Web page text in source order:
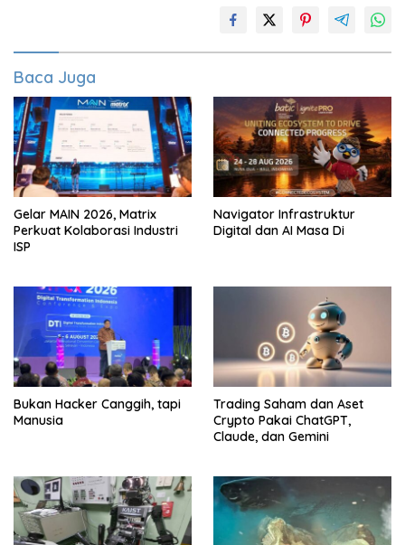
Baca Juga
Gelar MAIN 2026, Matrix
Perkuat Kolaborasi Industri
ISP
Navigator Infrastruktur
Digital dan AI Masa Di
Bukan Hacker Canggih, tapi
Manusia
Trading Saham dan Aset
Crypto Pakai ChatGPT,
Claude, dan Gemini